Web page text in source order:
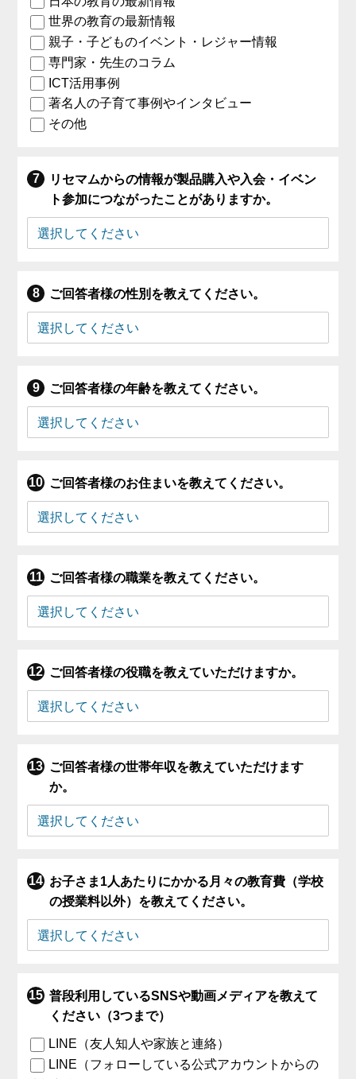
世界の教育の最新情報
親子・子どものイベント・レジャー情報
専門家・先生のコラム
ICT活用事例
著名人の子育て事例やインタビュー
その他
リセマムからの情報が製品購入や入会・イベン
ト参加につながったことがありますか。
ご回答者様の性別を教えてください。
ご回答者様の年齢を教えてください。
ご回答者様のお住まいを教えてください。
ご回答者様の職業を教えてください。
ご回答者様の役職を教えていただけますか。
ご回答者様の世帯年収を教えていただけます
か。
お子さま1人あたりにかかる月々の教育費（学校
の授業料以外）を教えてください。
普段利用しているSNSや動画メディアを教えて
ください（3つまで）
LINE（友人知人や家族と連絡）
LINE（フォローしている公式アカウントからの